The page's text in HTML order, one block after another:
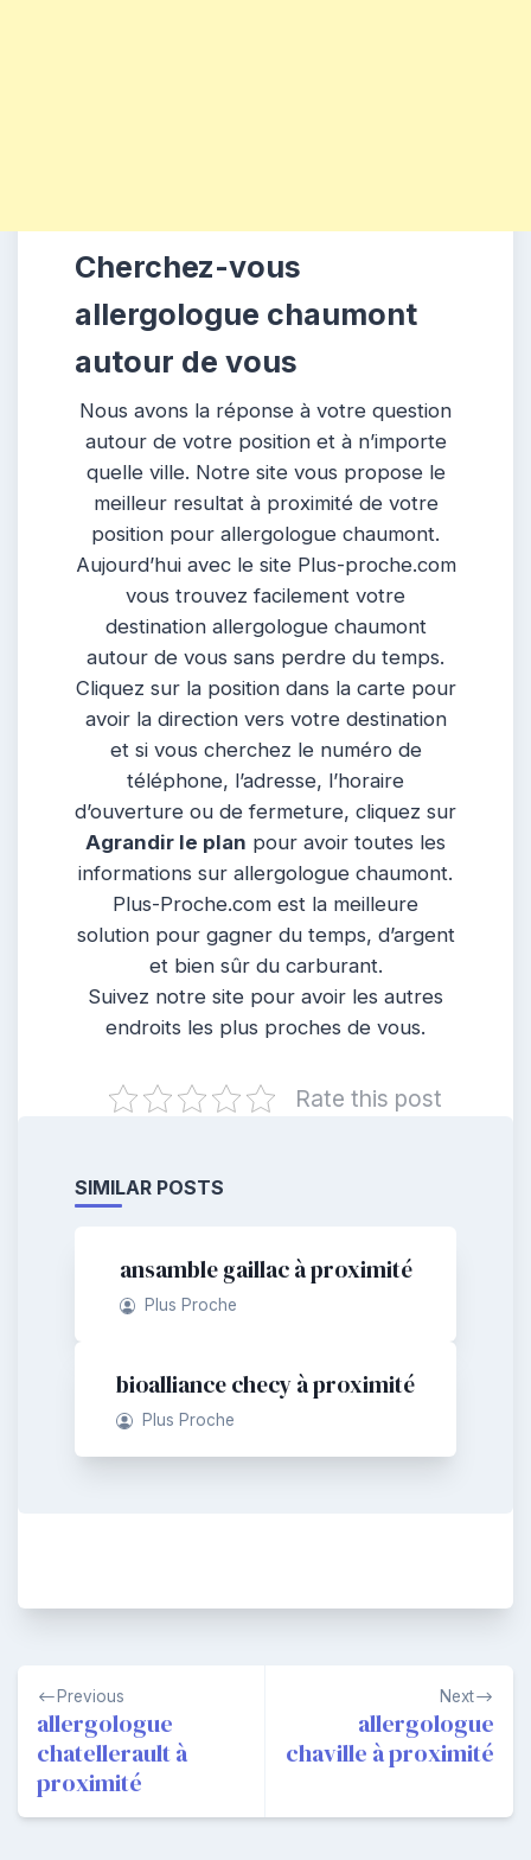
Cherchez-vous
allergologue chaumont
autour de vous
Nous avons la réponse à votre question
autour de votre position et à n’importe
quelle ville. Notre site vous propose le
meilleur resultat à proximité de votre
position pour allergologue chaumont.
Aujourd’hui avec le site Plus-proche.com
vous trouvez facilement votre
destination allergologue chaumont
autour de vous sans perdre du temps.
Cliquez sur la position dans la carte pour
avoir la direction vers votre destination
et si vous cherchez le numéro de
téléphone, l’adresse, l’horaire
d’ouverture ou de fermeture, cliquez sur
Agrandir le plan pour avoir toutes les
informations sur allergologue chaumont.
Plus-Proche.com est la meilleure
solution pour gagner du temps, d’argent
et bien sûr du carburant.
Suivez notre site pour avoir les autres
endroits les plus proches de vous.
Rate this post
SIMILAR POSTS
ansamble gaillac à proximité
Plus Proche
bioalliance checy à proximité
Plus Proche
Navigation
de
l’article
Previous
allergologue
chatellerault à
proximité
Next
allergologue
chaville à proximité